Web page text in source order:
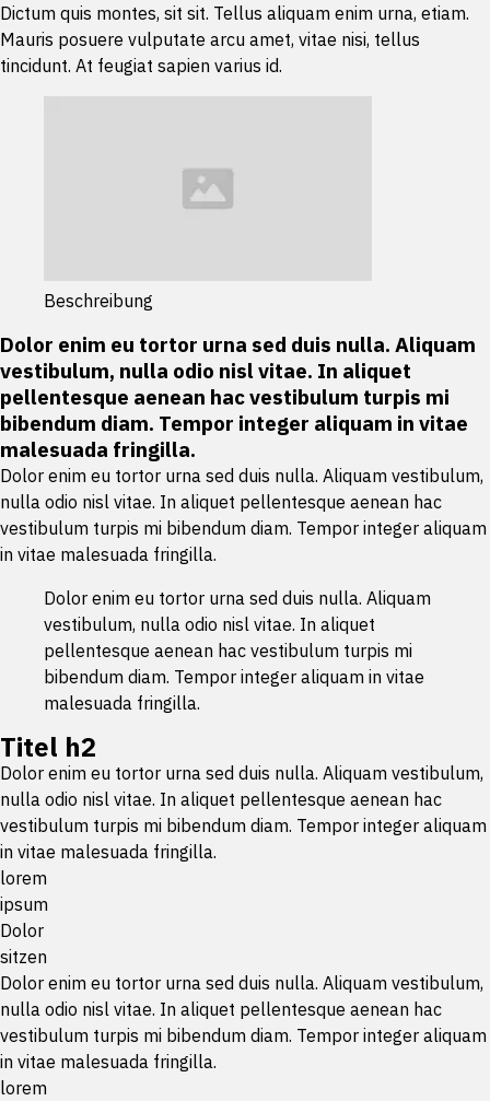
Dictum quis montes, sit sit. Tellus aliquam enim urna, etiam.
Mauris posuere vulputate arcu amet, vitae nisi, tellus
tincidunt. At feugiat sapien varius id.
Beschreibung
Dolor enim eu tortor urna sed duis nulla. Aliquam
vestibulum, nulla odio nisl vitae. In aliquet
pellentesque aenean hac vestibulum turpis mi
bibendum diam. Tempor integer aliquam in vitae
malesuada fringilla.
Dolor enim eu tortor urna sed duis nulla. Aliquam vestibulum,
nulla odio nisl vitae. In aliquet pellentesque aenean hac
vestibulum turpis mi bibendum diam. Tempor integer aliquam
in vitae malesuada fringilla.
Dolor enim eu tortor urna sed duis nulla. Aliquam
vestibulum, nulla odio nisl vitae. In aliquet
pellentesque aenean hac vestibulum turpis mi
bibendum diam. Tempor integer aliquam in vitae
malesuada fringilla.
Titel h2
Dolor enim eu tortor urna sed duis nulla. Aliquam vestibulum,
nulla odio nisl vitae. In aliquet pellentesque aenean hac
vestibulum turpis mi bibendum diam. Tempor integer aliquam
in vitae malesuada fringilla.
lorem
ipsum
Dolor
sitzen
Dolor enim eu tortor urna sed duis nulla. Aliquam vestibulum,
nulla odio nisl vitae. In aliquet pellentesque aenean hac
vestibulum turpis mi bibendum diam. Tempor integer aliquam
in vitae malesuada fringilla.
lorem